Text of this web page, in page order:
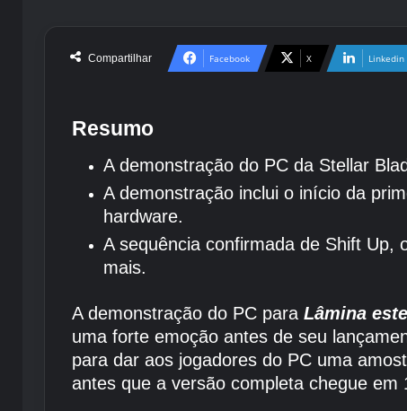
Compartilhar Facebook X Linkedin
Resumo
A demonstração do PC da Stellar
A demonstração inclui o início da
hardware.
A sequência confirmada de Shift Up,
mais.
A demonstração do PC para Lâmina
uma forte emoção antes de seu
para dar aos jogadores do PC uma
antes que a versão completa chegue